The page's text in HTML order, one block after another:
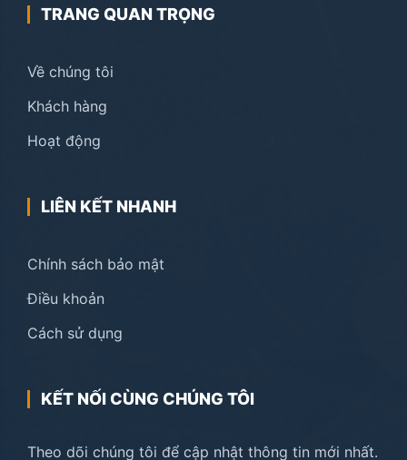
TRANG QUAN TRỌNG
Về chúng tôi
Khách hàng
Hoạt động
LIÊN KẾT NHANH
Chính sách bảo mật
Điều khoản
Cách sử dụng
KẾT NỐI CÙNG CHÚNG TÔI
Theo dõi chúng tôi để cập nhật thông tin mới nhất.